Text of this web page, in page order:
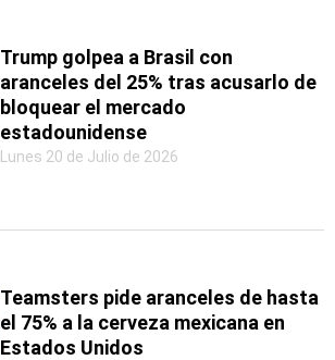
Trump golpea a Brasil con
aranceles del 25% tras acusarlo de
bloquear el mercado
estadounidense
Lunes 20 de Julio de 2026
Teamsters pide aranceles de hasta
el 75% a la cerveza mexicana en
Estados Unidos